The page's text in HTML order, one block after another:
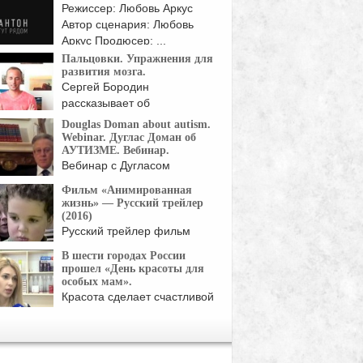
Режиссер: Любовь Аркус
Автор сценария: Любовь
Аркус Продюсер: ...
Пальцовки. Упражнения для
развития мозга.
Сергей Бородин
рассказывает об
упражнениях для развития
...
Douglas Doman about autism.
Webinar. Дуглас Доман об
АУТИЗМЕ. Вебинар.
Вебинар с Дугласом
Институтов ...
Фильм «Анимированная
жизнь» — Русский трейлер
(2016)
Русский трейлер фильм
...
В шести городах России
прошел «День красоты для
особых мам».
Красота сделает счастливой